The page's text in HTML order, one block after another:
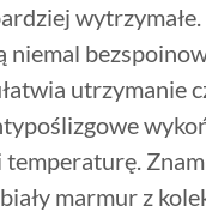
wytrzymałe.
niemal
utrzymanie
marmur z